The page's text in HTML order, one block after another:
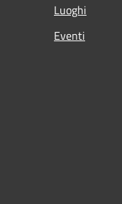
Luoghi
Eventi